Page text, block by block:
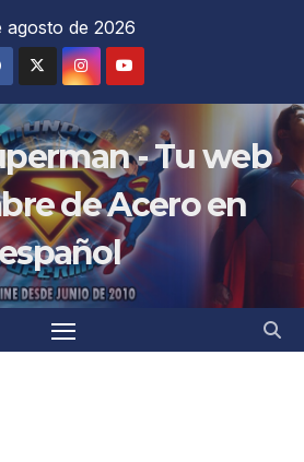
agosto de 2026
- Tu web
de Acero en